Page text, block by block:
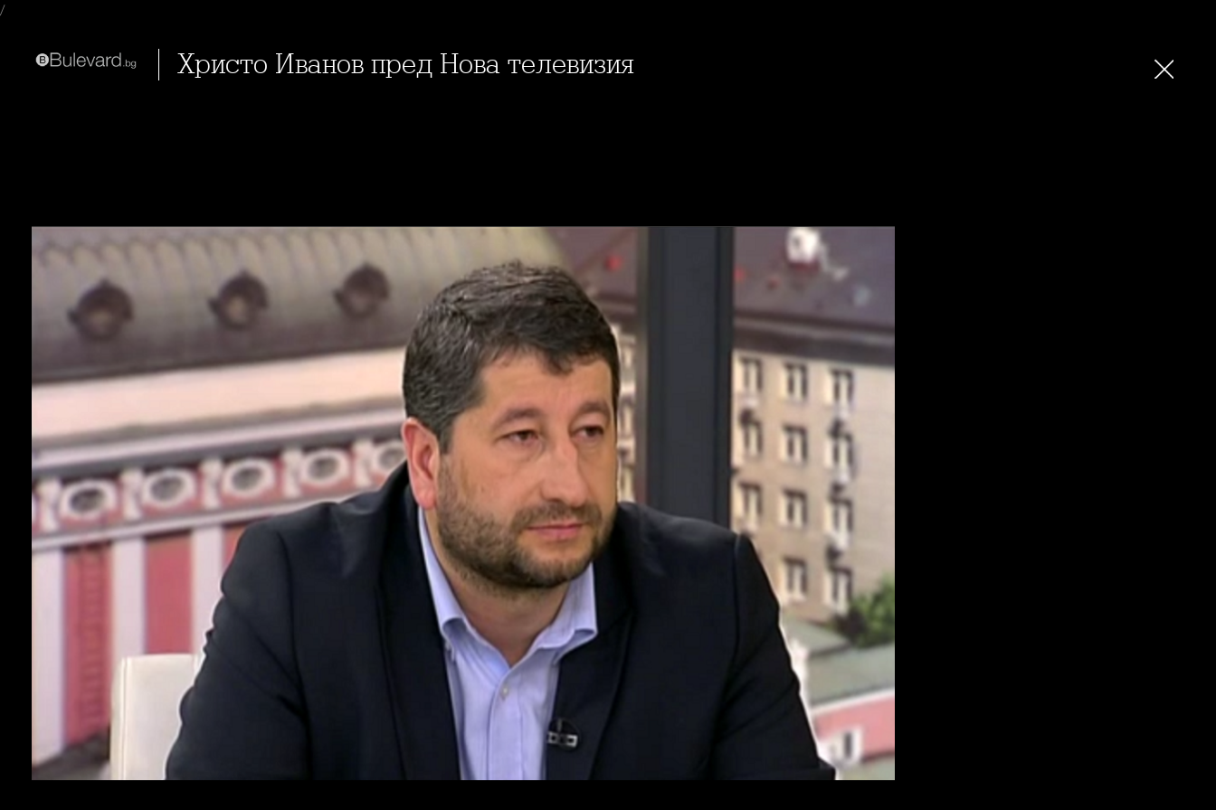
/
Христо Иванов пред Нова телевизия